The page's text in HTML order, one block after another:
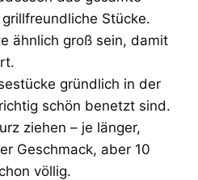
Stücke.
ähnlich groß sein, damit
gründlich in der
schön benetzt sind.
ziehen – je länger,
Geschmack, aber 10
völlig.